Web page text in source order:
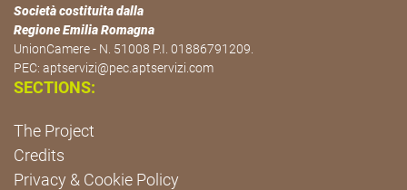
Società costituita dalla
Regione Emilia Romagna
UnionCamere - N. 51008 P.I. 01886791209.
PEC: aptservizi@pec.aptservizi.com
SECTIONS:
The Project
Credits
Privacy & Cookie Policy